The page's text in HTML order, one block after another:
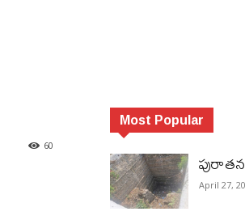
60
Most Popular
April 27,